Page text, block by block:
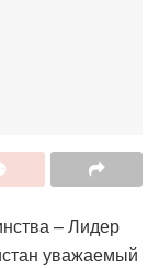
– Лидер
уважаемый